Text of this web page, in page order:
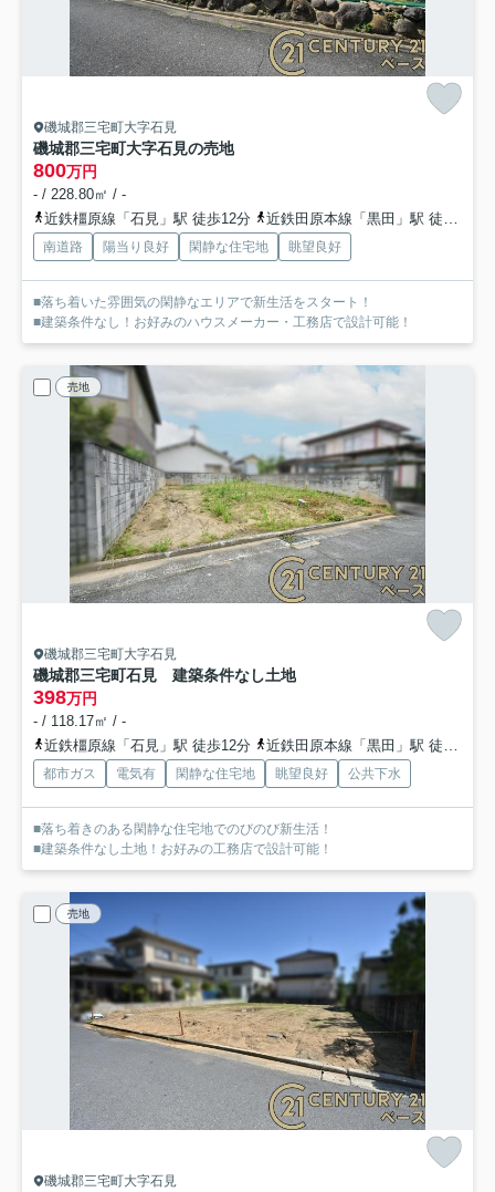
磯城郡三宅町大字石見
磯城郡三宅町大字石見の売地
800万円
- / 228.80㎡ / -
近鉄橿原線「石見」駅 徒歩12分
近鉄田原本線「黒田」駅 徒歩20分
南道路 陽当り良好 閑静な住宅地 眺望良好
■落ち着いた雰囲気の閑静なエリアで新生活をスタート！
■建築条件なし！お好みのハウスメーカー・工務店で設計可能！
売地
磯城郡三宅町大字石見
磯城郡三宅町石見 建築条件なし土地
398万円
- / 118.17㎡ / -
近鉄橿原線「石見」駅 徒歩12分
近鉄田原本線「黒田」駅 徒歩22分
都市ガス 電気有 閑静な住宅地 眺望良好 公共下水
■落ち着きのある閑静な住宅地でのびのび新生活！
■建築条件なし土地！お好みの工務店で設計可能！
売地
磯城郡三宅町大字石見